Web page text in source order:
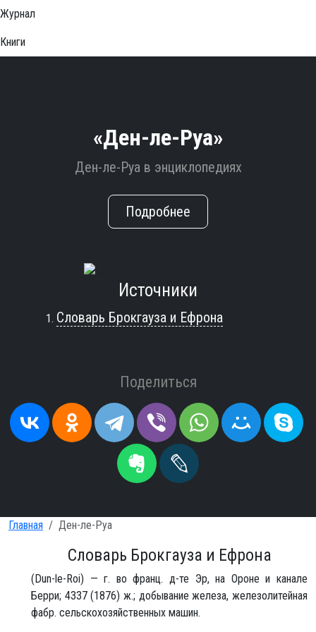
Журнал
Книги
«Ден-ле-Руа»
Ден-ле-Руа в энциклопедиях
Подробнее
Источники
Словарь Брокгауза и Ефрона
Поделиться
Главная Ден-ле-Руа
Словарь Брокгауза и Ефрона
(Dun-le-Roi) — г. во франц. д-те Эр, на Ороне и канале
Берри; 4337 (1876) ж.; добывание железа, железолитейная
фабр. сельскохозяйственных машин.